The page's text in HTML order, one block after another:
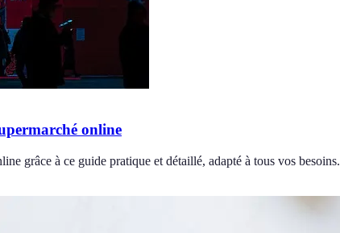
online
grâce à ce guide pratique et détaillé, adapté à tous vos besoins.